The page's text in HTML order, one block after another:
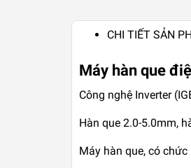
CHI TIẾT SẢN
Máy hàn que
Công nghệ Inverter
Hàn que 2.0-5.0mm,
Máy hàn que, có